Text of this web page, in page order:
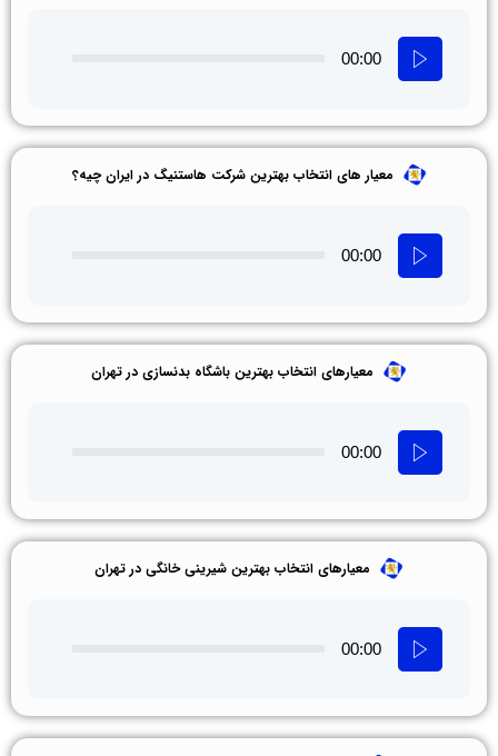
00:00
معیار های انتخاب بهترین شرکت هاستنیگ در ایران چیه؟
00:00
معیارهای انتخاب بهترین باشگاه بدنسازی در تهران
00:00
معیارهای انتخاب بهترین شیرینی خانگی در تهران
00:00